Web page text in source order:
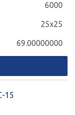
6000
25x25
69.00000000
15